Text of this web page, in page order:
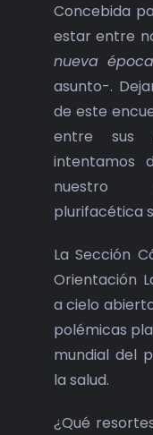
Concebida
estar entre
nueva época
asunto-.
de este
entre sus
intentamos
nuestro
plurifacética
La Sección
Orientación
a cielo
polémicas
mundial del
la salud.
¿Qué